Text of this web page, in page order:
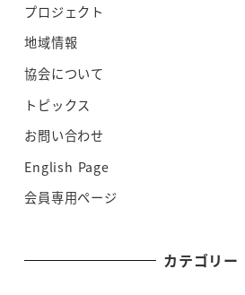
プロジェクト
地域情報
協会について
トピックス
お問い合わせ
English Page
会員専用ページ
カテゴリー